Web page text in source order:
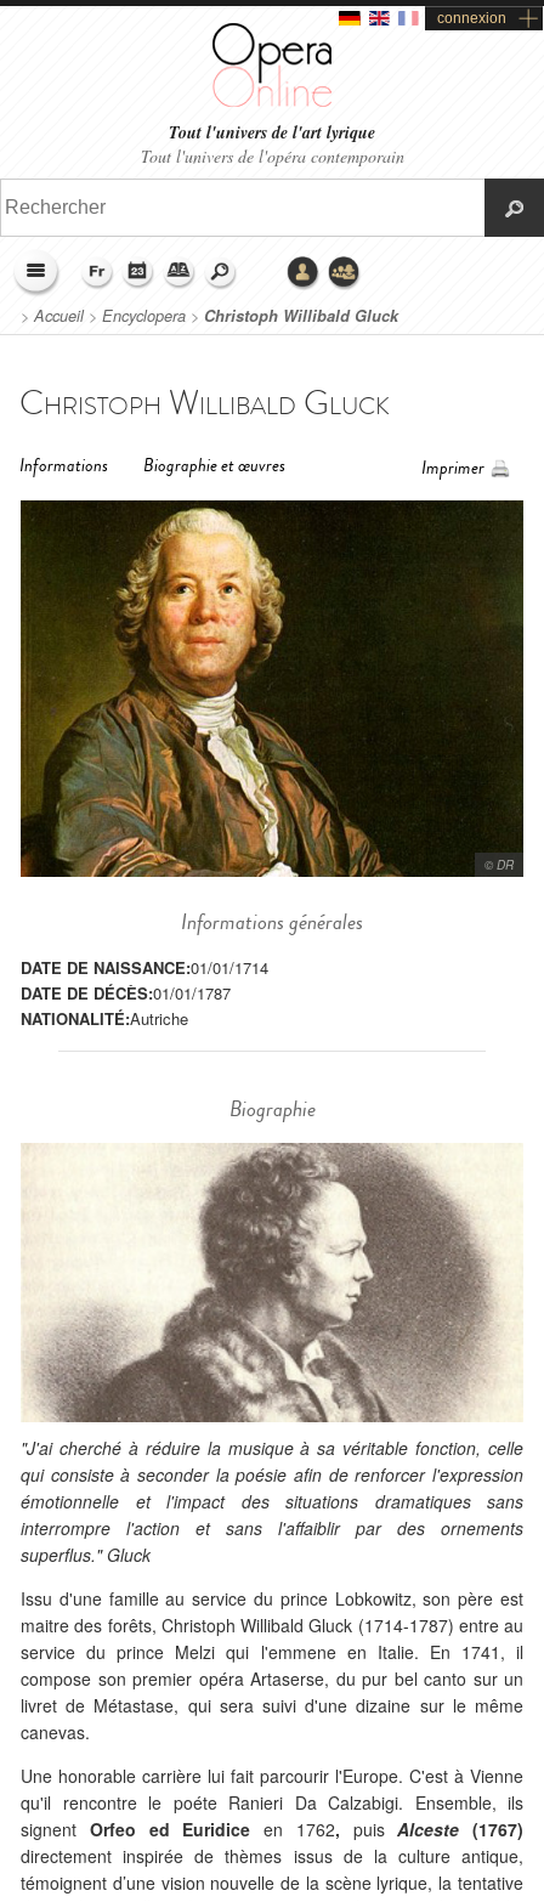
connexion
Tout l'univers de l'art lyrique
Tout l'univers de l'opéra contemporain
>Accueil> Encyclopera > Christoph Willibald Gluck
Christoph Willibald Gluck
Informations Biographie et œuvres Imprimer
© DR
Informations générales
DATE DE NAISSANCE:01/01/1714
DATE DE DÉCÈS:01/01/1787
NATIONALITÉ:Autriche
Biographie
"J'ai cherché à réduire la musique à sa véritable fonction, celle
qui consiste à seconder la poésie afin de renforcer l'expression
émotionnelle et l'impact des situations dramatiques sans
interrompre l'action et sans l'affaiblir par des ornements
superflus." Gluck
Issu d'une famille au service du prince Lobkowitz, son père est
maitre des forêts, Christoph Willibald Gluck (1714-1787) entre au
service du prince Melzi qui l'emmene en Italie. En 1741, il
compose son premier opéra Artaserse, du pur bel canto sur un
livret de Métastase, qui sera suivi d'une dizaine sur le même
canevas.
Une honorable carrière lui fait parcourir l'Europe. C'est à Vienne
qu'il rencontre le poéte Ranieri Da Calzabigi. Ensemble, ils
signent Orfeo ed Euridice en 1762, puisAlceste (1767)
directement inspirée de thèmes issus de la culture antique,
témoignent d’une vision nouvelle de la scène lyrique, la tentative